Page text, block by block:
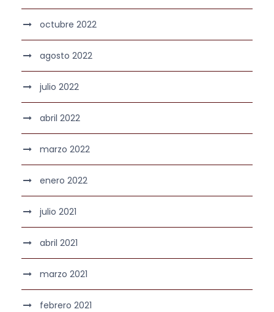
octubre 2022
agosto 2022
julio 2022
abril 2022
marzo 2022
enero 2022
julio 2021
abril 2021
marzo 2021
febrero 2021